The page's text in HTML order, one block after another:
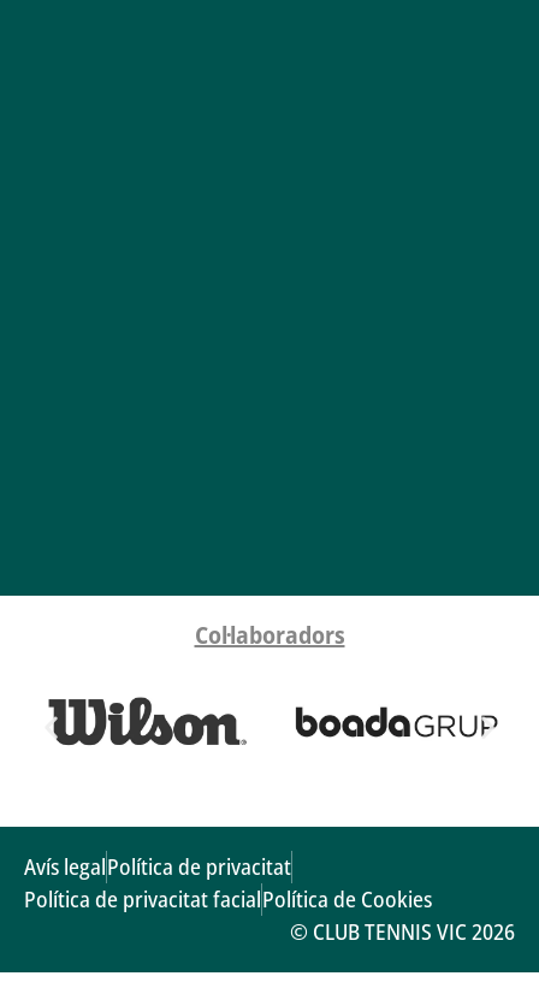
Col·laboradors
© CLUB TENNIS VIC 2026
Avís legalPolítica de privacitat
Política de privacitat facialPolítica de Cookies